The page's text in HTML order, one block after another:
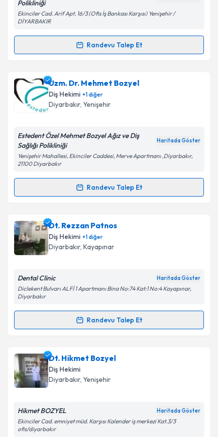
Metni'ni okudum ve kişisel verilerimin belirtilen
kapsamda işlenmesini kabul ediyorum.
Polikliniği
Ekinciler Cad. Arif Apt. 16/3 (Ofis İş Bankası Karşısı) Yenişehir /
DİYARBAKIR
Randevu Talep Et
Randevu Takvimi Talebi
Dr. Mehmet Aydıniçin randevu takvimi talebi
oluşturun. Size bu uzmandan randevu almanız için bir
takvim hazırlandığında e-posta ile bilgilendireceğiz.
Metni'ni okudum ve kişisel verilerimin belirtilen
kapsamda işlenmesini kabul ediyorum.
Uzm. Dr. Mehmet Bozyel
Diş Hekimi +1diğer
Diyarbakır, Yenişehir
Estedent Özel Mehmet Bozyel Ağız ve Diş
Sağlığı Polikliniği
Haritada Göster
Yenişehir Mahallesi, Ekinciler Caddesi, Merve Apartmanı ,Diyarbakır,
21100 Diyarbakır
Randevu Talep Et
Randevu Takvimi Talebi
Uzm. Dr. Mehmet Bozyeliçin randevu takvimi talebi
oluşturun. Size bu uzmandan randevu almanız için bir
takvim hazırlandığında e-posta ile bilgilendireceğiz.
Kişisel verilerimin işlenmesine ilişkinAydınlatma
'ni okudum ve kişisel verilerimin belirtilen
kapsamda işlenmesini kabul ediyorum.
Takvim Talebini Gönder
Dt. Rezzan Patnos
Diş Hekimi +1diğer
Diyarbakır, Kayapınar
Dental Clinic Haritada Göster
Diclekent Bulvarı ALFİ 1 Apartmanı Bina No:74 Kat:1 No:4 Kayapınar,
Diyarbakır
Randevu Talep Et
Randevu Takvimi Talebi
Dt. Rezzan Patnosiçin randevu takvimi talebi
oluşturun. Size bu uzmandan randevu almanız için bir
takvim hazırlandığında e-posta ile bilgilendireceğiz.
Dt. Hikmet Bozyel
Diş Hekimi
Diyarbakır, Yenişehir
Hikmet BOZYEL Haritada Göster
Ekinciler Cad. emniyet müd. Karşısı Kalender iş merkezi Kat.3/3
ofis/diyarbakır